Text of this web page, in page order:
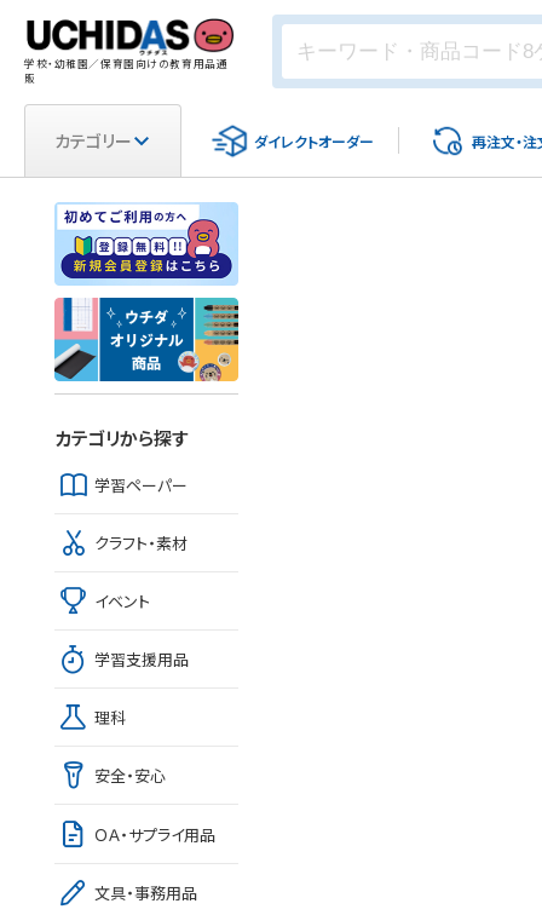
学校・幼稚園／保育園向けの教育用品通
販
カテゴリー ダイレクトオーダー 再注文・注
カテゴリから探す
学習ペーパー
クラフト・素材
イベント
学習支援用品
理科
安全・安心
ＯＡ・サプライ用品
文具・事務用品